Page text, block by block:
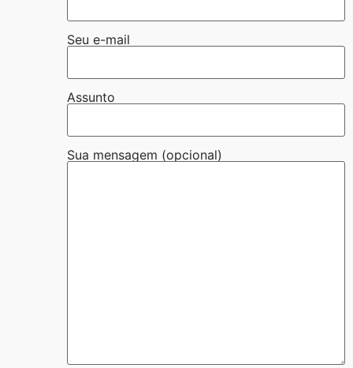
Seu e-mail
Assunto
Sua mensagem (opcional)